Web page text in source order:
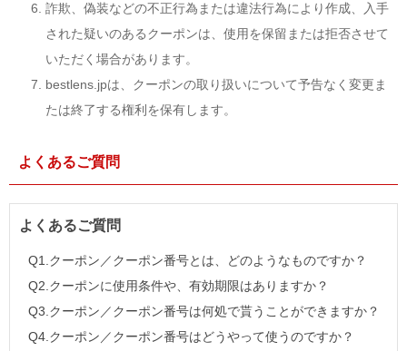
詐欺、偽装などの不正行為または違法行為により作成、入手
された疑いのあるクーポンは、使用を保留または拒否させて
いただく場合があります。
bestlens.jpは、クーポンの取り扱いについて予告なく変更ま
たは終了する権利を保有します。
よくあるご質問
よくあるご質問
Q1.クーポン／クーポン番号とは、どのようなものですか？
Q2.クーポンに使用条件や、有効期限はありますか？
Q3.クーポン／クーポン番号は何処で貰うことができますか？
Q4.クーポン／クーポン番号はどうやって使うのですか？